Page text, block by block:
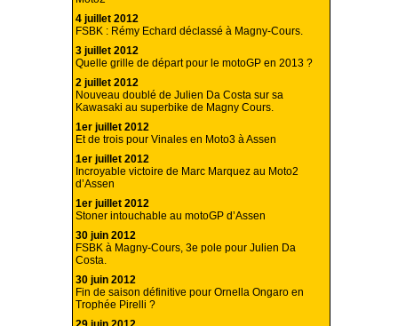
4 juillet 2012
FSBK : Rémy Echard déclassé à Magny-Cours.
3 juillet 2012
Quelle grille de départ pour le motoGP en 2013 ?
2 juillet 2012
Nouveau doublé de Julien Da Costa sur sa
Kawasaki au superbike de Magny Cours.
1er juillet 2012
Et de trois pour Vinales en Moto3 à Assen
1er juillet 2012
Incroyable victoire de Marc Marquez au Moto2
d’Assen
1er juillet 2012
Stoner intouchable au motoGP d’Assen
30 juin 2012
FSBK à Magny-Cours, 3e pole pour Julien Da
Costa.
30 juin 2012
Fin de saison définitive pour Ornella Ongaro en
Trophée Pirelli ?